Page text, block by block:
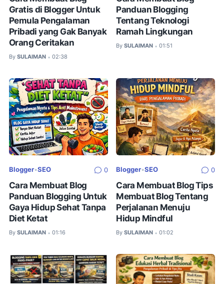
Gratis di Blogger Untuk
Pemula Pengalaman
Pribadi yang Gak Banyak
Orang Ceritakan
By SULAIMAN • 02:38
Panduan Blogging
Tentang Teknologi
Ramah Lingkungan
By SULAIMAN • 01:51
Blogger•SEO 0
Cara Membuat Blog
Panduan Blogging Untuk
Gaya Hidup Sehat Tanpa
Diet Ketat
By SULAIMAN • 01:16
Blogger•SEO 0
Cara Membuat Blog Tips
Membuat Blog Tentang
Perjalanan Menuju
Hidup Mindful
By SULAIMAN • 01:02